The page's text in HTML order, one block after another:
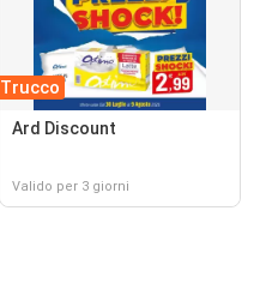
Trucco
Ard Discount
Valido per 3 giorni